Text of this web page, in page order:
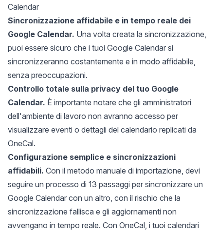
Calendar
Sincronizzazione affidabile e in tempo reale dei
Google Calendar. Una volta creata la sincronizzazione,
puoi essere sicuro che i tuoi Google Calendar si
sincronizzeranno costantemente e in modo affidabile,
senza preoccupazioni.
Controllo totale sulla privacy del tuo Google
Calendar. È importante notare che gli amministratori
dell'ambiente di lavoro non avranno accesso per
visualizzare eventi o dettagli del calendario replicati da
OneCal.
Configurazione semplice e sincronizzazioni
affidabili. Con il metodo manuale di importazione, devi
seguire un processo di 13 passaggi per sincronizzare un
Google Calendar con un altro, con il rischio che la
sincronizzazione fallisca e gli aggiornamenti non
avvengano in tempo reale. Con OneCal, i tuoi calendari